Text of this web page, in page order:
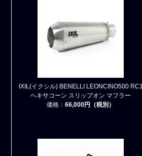
IXIL(イクシル) BENELLI LEONCINO500
ヘキサコーン スリップオン マフラー
価格： 66,000円（税別）